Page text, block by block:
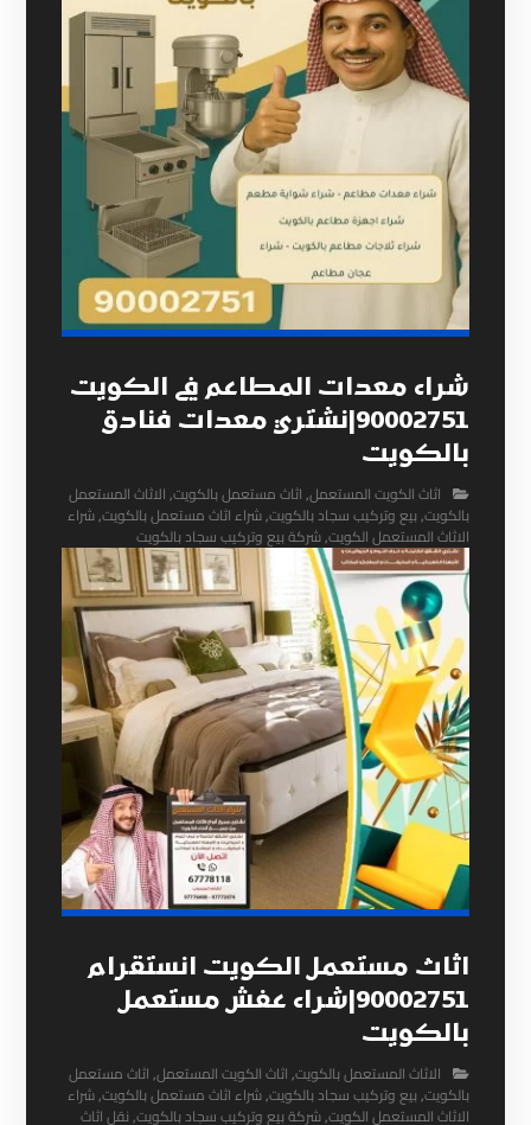
شراء معدات المطاعم في الكويت
90002751|نشتري معدات فنادق
بالكويت
اثاث الكويت المستعمل,اثاث مستعمل بالكويت,الاثاث المستعمل
بالكويت,بيع وتركيب سجاد بالكويت,شراء اثاث مستعمل بالكويت,شراء
الاثاث المستعمل الكويت,شركة بيع وتركيب سجاد بالكويت
اثاث مستعمل الكويت انستقرام
90002751|شراء عفش مستعمل
بالكويت
الاثاث المستعمل بالكويت,اثاث الكويت المستعمل,اثاث مستعمل
بالكويت,بيع وتركيب سجاد بالكويت,شراء اثاث مستعمل بالكويت,شراء
الاثاث المستعمل الكويت,شركة بيع وتركيب سجاد بالكويت,نقل اثاث